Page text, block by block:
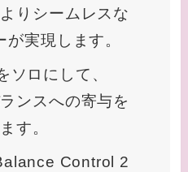
りシームレスな
実現します。
ソロにして、
ンスへの寄与を
す。
Control 2